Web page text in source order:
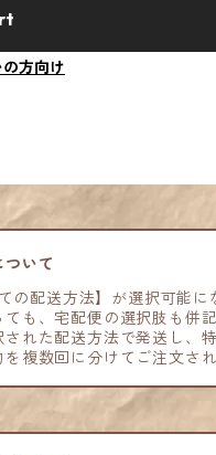
方向け
いて
配送方法】が選択可能に
も、宅配便の選択肢も併記
れた配送方法で発送し、
複数回に分けてご注文され